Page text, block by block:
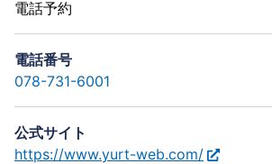
電話予約
電話番号
078-731-6001
公式サイト
https://www.yurt-web.com/